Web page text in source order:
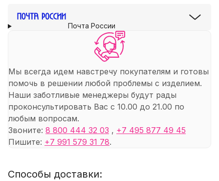
Почта России
Мы всегда идем навстречу покупателям и готовы
помочь в решении любой проблемы с изделием.
Наши заботливые менеджеры будут рады
проконсультировать Вас с 10.00 до 21.00 по
любым вопросам.
Звоните: 8 800 444 32 03 , +7 495 877 49 45
Пишите: +7 991 579 31 78.
Способы доставки: